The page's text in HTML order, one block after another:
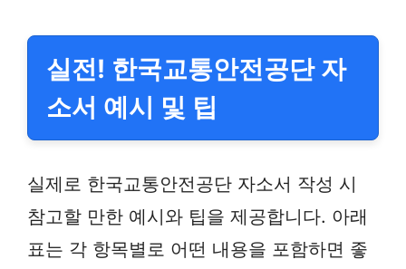
실전! 한국교통안전공단 자
소서 예시 및 팁
실제로 한국교통안전공단 자소서 작성 시
참고할 만한 예시와 팁을 제공합니다. 아래
표는 각 항목별로 어떤 내용을 포함하면 좋